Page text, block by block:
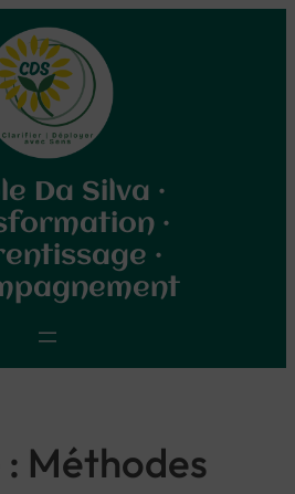
Da Silva ·
·
·
Méthodes